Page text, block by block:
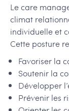
Le care
climat
individuelle et
Cette posture
Favoriser la
Soutenir la
Développer
Prévenir les